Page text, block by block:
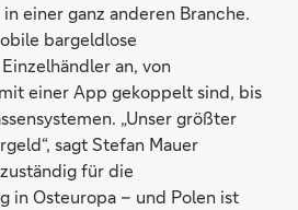
einer ganz anderen Branche.
bargeldlose
an, von
einer App gekoppelt sind, bis
„Unser größter
sagt Stefan Mauer
für die
in Osteuropa – und Polen ist